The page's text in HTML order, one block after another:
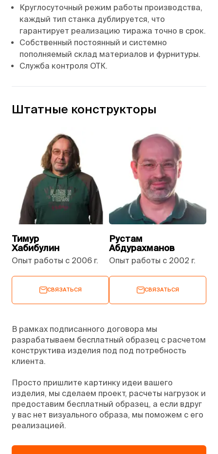
Круглосуточный режим работы производства,
каждый тип станка дублируется, что
гарантирует реализацию тиража точно в срок.
Собственный постоянный и системно
пополняемый склад материалов и фурнитуры.
Служба контроля ОТК.
Штатные конструкторы
Тимур
Хабибулин
Опыт работы с 2006 г.
СВЯЗАТЬСЯ
Рустам
Абдурахманов
Опыт работы с 2002 г.
СВЯЗАТЬСЯ
В рамках подписанного договора мы
разрабатываем бесплатный образец с расчетом
конструктива изделия под под потребность
клиента.
Просто пришлите картинку идеи вашего
изделия, мы сделаем проект, расчеты нагрузок и
предоставим бесплатный образец, а если вдруг
у вас нет визуального образа, мы поможем с его
реализацией.